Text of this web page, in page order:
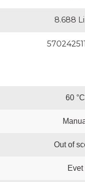
8.688
60 °C
Out of
Evet